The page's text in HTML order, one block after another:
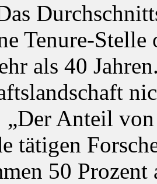
Tenure-
als 40
„Der Anteil
tätigen
50 Prozent